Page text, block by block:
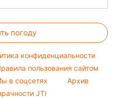
погоду
конфиденциальности
пользования сайтом
в соцсетях
Архив
JTI